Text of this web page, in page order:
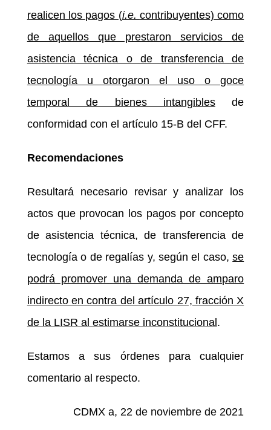
realicen los pagos (i.e. contribuyentes) como
de aquellos que prestaron serviciosde
asistencia técnica o de transferencia de
tecnología u otorgaron el uso o goce
temporal de bienes intangiblesde
conformidad con el artículo 15-B del CFF.
Recomendaciones
Resultará necesario revisar y analizar los
actos que provocan los pagos por concepto
de asistencia técnica, de transferencia de
tecnología o de regalías y, según el caso,se
podrá promover una demanda de amparo
indirecto en contra del artículo 27, fracción X
de la LISR al estimarse inconstitucional.
Estamos a sus órdenes para cualquier
comentario al respecto.
CDMX a, 22 de noviembre de 2021